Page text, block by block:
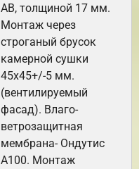
АВ, толщиной 17 мм.
Монтаж через
строганый брусок
камерной сушки
45х45+/-5 мм.
(вентилируемый
фасад). Влаго-
ветрозащитная
мембрана- Ондутис
А100. Монтаж